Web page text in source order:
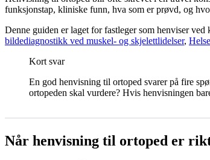
funksjonstap, kliniske funn, hva som er prøvd, og
Denne guiden er laget for fastleger som henviser
bildediagnostikk ved muskel- og skjelettlidelser,
Kort svar
En god henvisning til ortoped svarer på fire
ortopeden skal vurdere? Hvis henvisningen
Når henvisning til ortoped er